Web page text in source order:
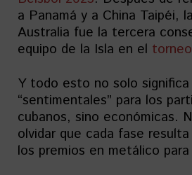
a Panamá y a China Taipéi,
Australia fue la tercera
equipo de la Isla en el torneo
Y todo esto no solo
“sentimentales” para los
cubanos, sino económicas.
olvidar que cada fase
los premios en metálico